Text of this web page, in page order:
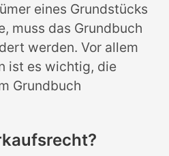
eines Grundstücks
muss das Grundbuch
werden. Vor allem
ist es wichtig, die
Grundbuch